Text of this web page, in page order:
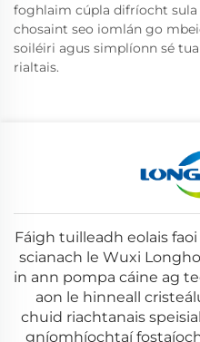
foghlaim cúpla difríocht
chosaint seo iomlán go
soiléiri agus simplíonn sé
rialtais.
Fáigh tuilleadh eolais
scianach le Wuxi
in ann pompa cáine ag
aon le hinneall
chuid riachtanais
gníomhíochtaí